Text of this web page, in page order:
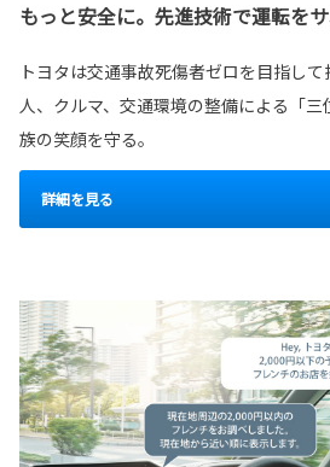
もっと安全に。先進技術で運転をサ
トヨタは交通事故死傷者ゼロを目指して
人、クルマ、交通環境の整備による「
族の笑顔を守る。
詳細を見る